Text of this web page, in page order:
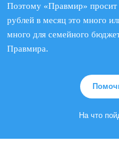
Поэтому «Правмир»
рублей в месяц это много
много для семейного
Правмира.
На что